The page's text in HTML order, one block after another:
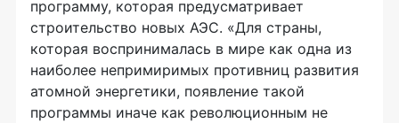
программу, которая предусматривает
строительство новых АЭС. «Для страны,
которая воспринималась в мире как одна из
наиболее непримиримых противниц развития
атомной энергетики, появление такой
программы иначе как революционным не